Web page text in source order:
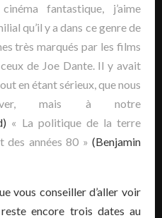
fantastique, j’aime
qu’il y a dans ce genre de
très marqués par les films
de Joe Dante. Il y avait
en étant sérieux, que nous
mais à notre
« La politique de la terre
des années 80 » (Benjamin
vous conseiller d’aller voir
encore trois dates au